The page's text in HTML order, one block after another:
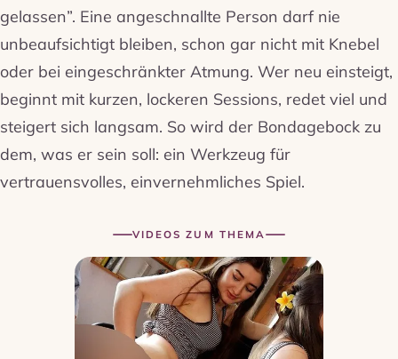
gelassen”. Eine angeschnallte Person darf nie
unbeaufsichtigt bleiben, schon gar nicht mit Knebel
oder bei eingeschränkter Atmung. Wer neu einsteigt,
beginnt mit kurzen, lockeren Sessions, redet viel und
steigert sich langsam. So wird der Bondagebock zu
dem, was er sein soll: ein Werkzeug für
vertrauensvolles, einvernehmliches Spiel.
VIDEOS ZUM THEMA